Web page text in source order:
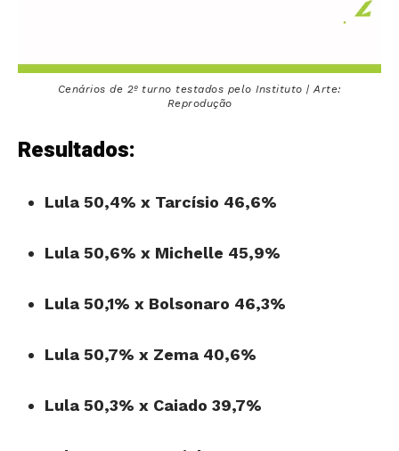
Cenários de 2º turno testados pelo Instituto | Arte:
Reprodução
Resultados:
Lula 50,4% x Tarcísio 46,6%
Lula 50,6% x Michelle 45,9%
Lula 50,1% x Bolsonaro 46,3%
Lula 50,7% x Zema 40,6%
Lula 50,3% x Caiado 39,7%